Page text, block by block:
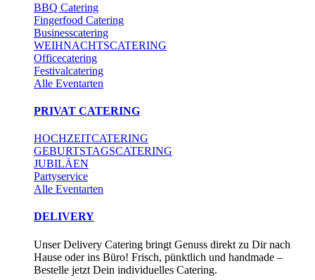
BBQ Catering
Fingerfood Catering
Businesscatering
WEIHNACHTSCATERING
Officecatering
Festivalcatering
Alle Eventarten
PRIVAT CATERING
HOCHZEITCATERING
GEBURTSTAGSCATERING
JUBILÄEN
Partyservice
Alle Eventarten
DELIVERY
Unser Delivery Catering bringt Genuss direkt zu Dir nach
Hause oder ins Büro! Frisch, pünktlich und handmade –
Bestelle jetzt Dein individuelles Catering.